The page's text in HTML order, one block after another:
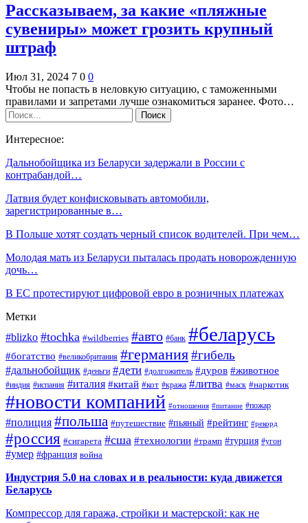
Рассказываем, за какие «пляжные
сувениры» может грозить крупный
штраф
Июл 31, 2024 7 0 0
Чтобы не попасть в неловкую ситуацию, с таможенными
правилами и запретами лучше ознакомиться заранее. Фото…
Интересное:
Дальнобойщика из Беларуси задержали в России с
контрабандой…
Латвия будет конфисковывать автомобили,
зарегистрированные в…
В Польше хотят создать черный список водителей. При чем…
Молодая мать из Беларуси пыталась продать новорожденную
дочь…
В ЕС протестируют цифровой евро в розничных платежах
Метки
#blizko #tochka #wildberries #авто #банк #беларусь
#богатство #великобритания #германия#гибель
#дальнобойщик #деньги #дети #долгожитель #дуров #животное
#индия #испания #италия #китай #кот #кража #литва #маск #наркотик
#новости компаний #отношения #питание #пожар
#полиция #польша #путешествие #пьяный #рейтинг #рекорд
#россия #сигарета #сша #технологии #трамп #турция #угон
#умер #франция война
Индустрия 5.0 на словах и в реальности: куда движется
Беларусь
Компрессор для гаража, стройки и мастерской: как не